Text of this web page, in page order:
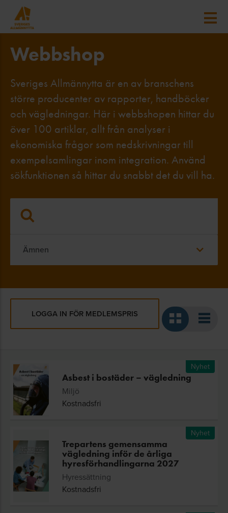
Webbshop
Sveriges Allmännytta är en av branschens
större producenter av rapporter, handböcker
och vägledningar. Här i webbshopen hittar du
över 100 artiklar, allt från analyser i
ekonomiska frågor som nedskrivningar till
exempelsamlingar inom integration. Använd
sökfunktionen så hittar du snabbt det du vill ha.
Ämnen
LOGGA IN FÖR MEDLEMSPRIS
Nyhet
Asbest i bostäder – vägledning
Miljö
Kostnadsfri
Nyhet
Trepartens gemensamma
vägledning inför de årliga
hyresförhandlingarna 2027
Hyressättning
Kostnadsfri